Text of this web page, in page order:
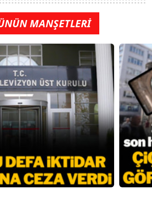
MANŞETLERİ